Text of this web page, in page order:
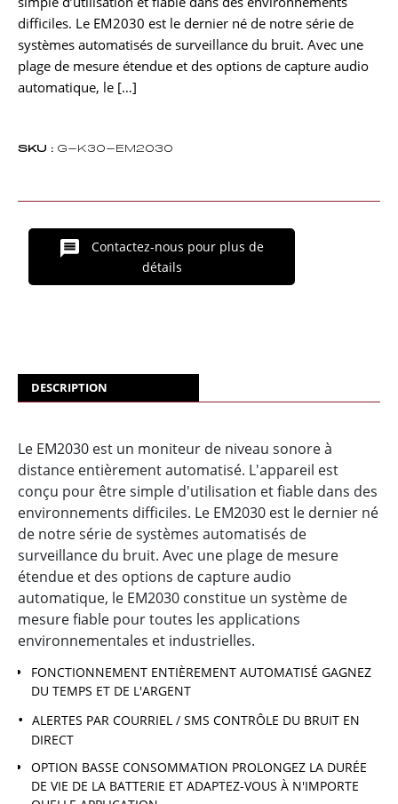
difficiles. Le EM2030 est le dernier né de notre série de
systèmes automatisés de surveillance du bruit. Avec une
plage de mesure étendue et des options de capture audio
automatique, le […]
SKU : G-K30-EM2030
Contactez-nous pour plus de
détails
DESCRIPTION
Le EM2030 est un moniteur de niveau sonore à
distance entièrement automatisé. L'appareil est
conçu pour être simple d'utilisation et fiable dans des
environnements difficiles. Le EM2030 est le dernier né
de notre série de systèmes automatisés de
surveillance du bruit. Avec une plage de mesure
étendue et des options de capture audio
automatique, le EM2030 constitue un système de
mesure fiable pour toutes les applications
environnementales et industrielles.
FONCTIONNEMENT ENTIÈREMENT AUTOMATISÉ GAGNEZ
DU TEMPS ET DE L'ARGENT
ALERTES PAR COURRIEL / SMS CONTRÔLE DU BRUIT EN
DIRECT
OPTION BASSE CONSOMMATION PROLONGEZ LA DURÉE
DE VIE DE LA BATTERIE ET ADAPTEZ-VOUS À N'IMPORTE